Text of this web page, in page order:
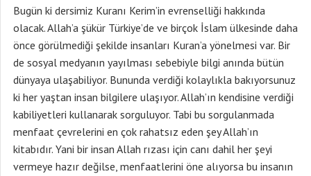
Bugün ki dersimiz Kuranı Kerim’in evrenselliği hakkında
olacak. Allah’a şükür Türkiye’de ve birçok İslam ülkesinde daha
önce görülmediği şekilde insanları Kuran’a yönelmesi var. Bir
de sosyal medyanın yayılması sebebiyle bilgi anında bütün
dünyaya ulaşabiliyor. Bununda verdiği kolaylıkla bakıyorsunuz
ki her yaştan insan bilgilere ulaşıyor. Allah’ın kendisine verdiği
kabiliyetleri kullanarak sorguluyor. Tabi bu sorgulanmada
menfaat çevrelerini en çok rahatsız eden şey Allah’ın
kitabıdır. Yani bir insan Allah rızası için canı dahil her şeyi
vermeye hazır değilse, menfaatlerini öne alıyorsa bu insanın